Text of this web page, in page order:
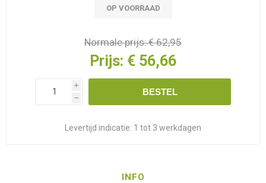
OP VOORRAAD
Normale prijs:€ 62,95
Prijs: € 56,66
i
h
BESTEL
Levertijd indicatie: 1 tot 3 werkdagen
INFO